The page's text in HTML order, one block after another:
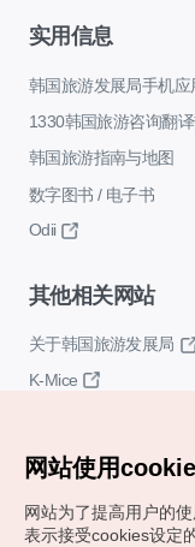
实用信息
韩国旅游发展局手机应
1330韩国旅游咨询翻
韩国旅游指南与地图
数字图书 / 电子书
Odii
其他相关网站
关于韩国旅游发展局
K-Mice
网站使用
网站为了提高用户的
表示接受cookies设定